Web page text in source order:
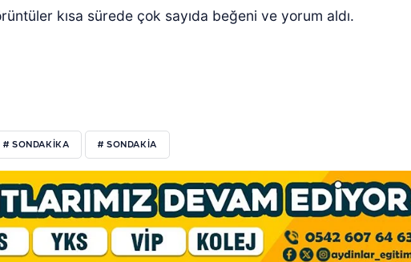
kısa sürede çok sayıda beğeni ve yorum aldı.
# SONDAKIKA # SONDAKIA